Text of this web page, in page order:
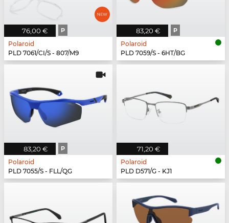
76,00 € P
Polaroid
PLD 7061/CI/S - 807/M9
83,20 € P
Polaroid
PLD 7059/S - 6HT/BG
83,20 € P
Polaroid
PLD 7055/S - FLL/QG
71,20 €
Polaroid
PLD D571/G - KJ1